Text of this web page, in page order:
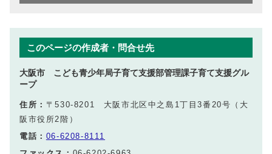
このページの作成者・問合せ先
大阪市 こども青少年局子育て支援部管理課子育て支援グル
ープ
住所： 〒530-8201 大阪市北区中之島1丁目3番20号（大
阪市役所2階）
電話： 06-6208-8111